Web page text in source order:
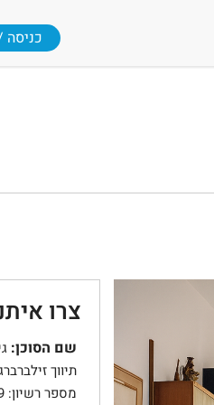
צרו
שם הסוכן:
תיווך
מספר רשיון: 312108999